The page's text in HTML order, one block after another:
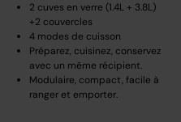
2 cuves en verre (1.4L + 3.8L)
+2 couvercles
4 modes de cuisson
Préparez, cuisinez, conservez
avec un même récipient.
Modulaire, compact, facile à
ranger et emporter.